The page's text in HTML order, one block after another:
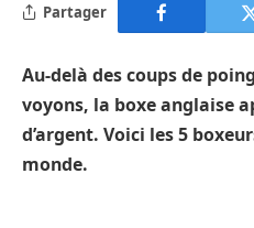
Partager
Au-delà des coups de
voyons, la boxe anglaise
d’argent. Voici les 5
monde.